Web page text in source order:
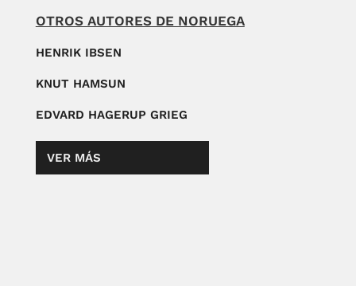
OTROS AUTORES DE NORUEGA
HENRIK IBSEN
KNUT HAMSUN
EDVARD HAGERUP GRIEG
VER MÁS